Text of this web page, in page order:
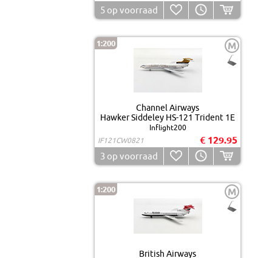
5 op voorraad
1:200 M
Channel Airways
Hawker Siddeley HS-121 Trident 1E
Inflight200
IF121CW0821
€ 129.95
3 op voorraad
1:200 M
British Airways